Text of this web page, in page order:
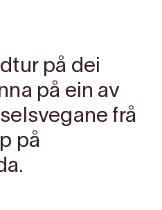
på dei
på ein av
frå
på